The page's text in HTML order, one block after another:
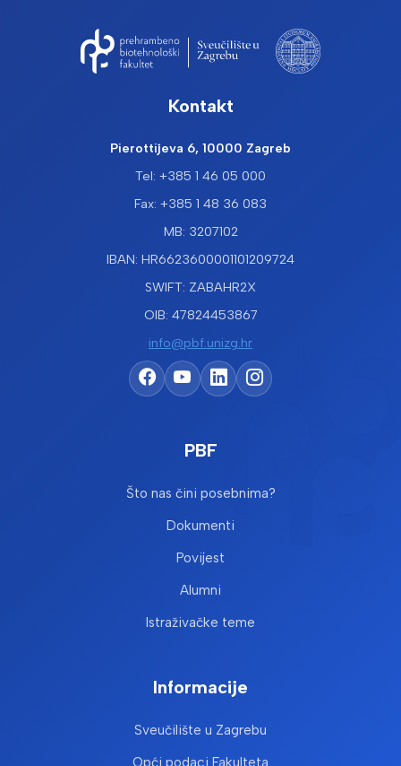
Kontakt
Pierottijeva 6, 10000 Zagreb
Tel: +385 1 46 05 000
Fax: +385 1 48 36 083
MB: 3207102
IBAN: HR6623600001101209724
SWIFT: ZABAHR2X
OIB: 47824453867
info@pbf.unizg.hr
PBF
Što nas čini posebnima?
Dokumenti
Povijest
Alumni
Istraživačke teme
Informacije
Sveučilište u Zagrebu
Opći podaci Fakulteta